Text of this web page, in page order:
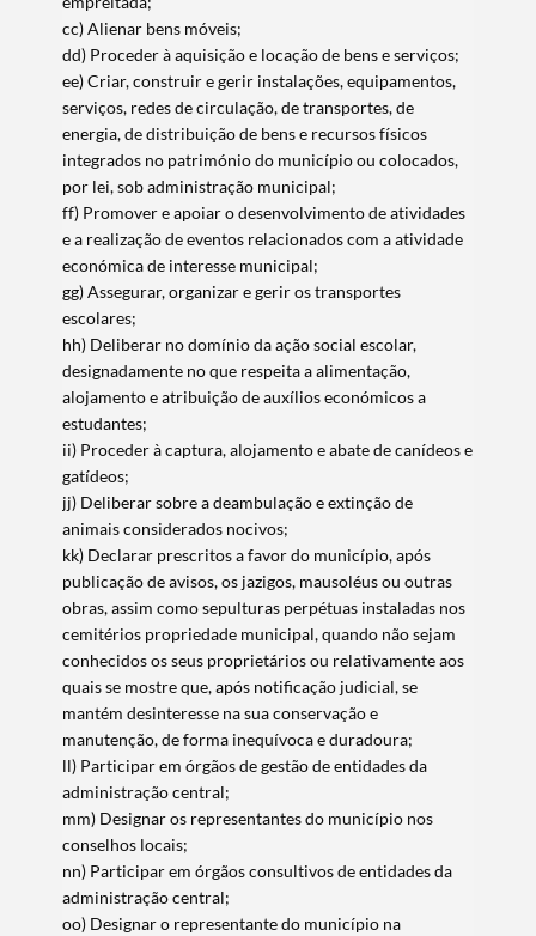
cc) Alienar bens móveis;
dd) Proceder à aquisição e locação de bens e serviços;
ee) Criar, construir e gerir instalações, equipamentos,
serviços, redes de circulação, de transportes, de
energia, de distribuição de bens e recursos físicos
integrados no património do município ou colocados,
por lei, sob administração municipal;
ff) Promover e apoiar o desenvolvimento de atividades
e a realização de eventos relacionados com a atividade
económica de interesse municipal;
gg) Assegurar, organizar e gerir os transportes
escolares;
hh) Deliberar no domínio da ação social escolar,
designadamente no que respeita a alimentação,
alojamento e atribuição de auxílios económicos a
estudantes;
ii) Proceder à captura, alojamento e abate de canídeos e
gatídeos;
jj) Deliberar sobre a deambulação e extinção de
animais considerados nocivos;
kk) Declarar prescritos a favor do município, após
publicação de avisos, os jazigos, mausoléus ou outras
obras, assim como sepulturas perpétuas instaladas nos
cemitérios propriedade municipal, quando não sejam
conhecidos os seus proprietários ou relativamente aos
quais se mostre que, após notificação judicial, se
mantém desinteresse na sua conservação e
manutenção, de forma inequívoca e duradoura;
ll) Participar em órgãos de gestão de entidades da
administração central;
mm) Designar os representantes do município nos
conselhos locais;
nn) Participar em órgãos consultivos de entidades da
administração central;
oo) Designar o representante do município na